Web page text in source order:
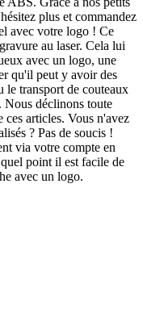
plus et commandez
avec votre logo ! Ce
au laser. Cela lui
avec un logo, une
qu'il peut y avoir des
le transport de couteaux
déclinons toute
articles. Vous n'avez
? Pas de soucis !
via votre compte en
point il est facile de
avec un logo.